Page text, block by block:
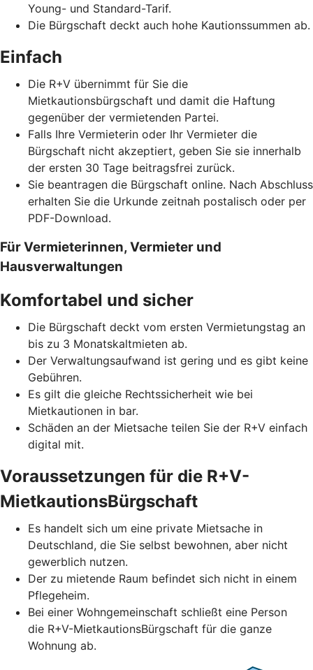
Young- und Standard-Tarif.
Die Bürgschaft deckt auch hohe Kautionssummen ab.
Einfach
Die R+V übernimmt für Sie die
Mietkautionsbürgschaft und damit die Haftung
gegenüber der vermietenden Partei.
Falls Ihre Vermieterin oder Ihr Vermieter die
Bürgschaft nicht akzeptiert, geben Sie sie innerhalb
der ersten 30 Tage beitragsfrei zurück.
Sie beantragen die Bürgschaft online. Nach Abschluss
erhalten Sie die Urkunde zeitnah postalisch oder per
PDF-Download.
Für Vermieterinnen, Vermieter und
Hausverwaltungen
Komfortabel und sicher
Die Bürgschaft deckt vom ersten Vermietungstag an
bis zu 3 Monatskaltmieten ab.
Der Verwaltungsaufwand ist gering und es gibt keine
Gebühren.
Es gilt die gleiche Rechtssicherheit wie bei
Mietkautionen in bar.
Schäden an der Mietsache teilen Sie der R+V einfach
digital mit.
Voraussetzungen für die R+V-
MietkautionsBürgschaft
Es handelt sich um eine private Mietsache in
Deutschland, die Sie selbst bewohnen, aber nicht
gewerblich nutzen.
Der zu mietende Raum befindet sich nicht in einem
Pflegeheim.
Bei einer Wohngemeinschaft schließt eine Person
die R+V-MietkautionsBürgschaft für die ganze
Wohnung ab.